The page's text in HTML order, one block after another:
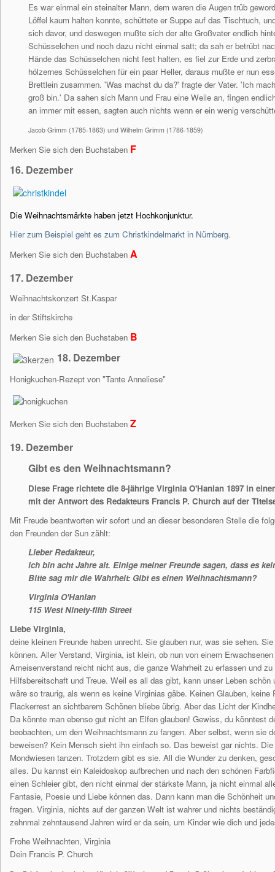
Es war einmal ein steinalter Mann, dem waren die Augen trüb
Löffel kaum halten konnte, schüttete er Suppe auf das Tischtuch,
sich davor, und deswegen mußte sich der alte Großvater endlich
Schüsselchen und noch dazu nicht einmal satt; da sah er betrübt
Hände das Schüsselchen nicht fest halten, es fiel zur Erde und
hölzernes Schüsselchen für ein paar Heller, daraus mußte er nun
Brettlein zusammen. 'Was machst du da?' fragte der Vater. 'Ich
groß bin.' Da sahen sich Mann und Frau eine Weile an, fingen
an immer mit essen, sagten auch nichts wenn er ein wenig
Jacob Grimm (1785-1863) und Wilhelm Grimm (1786-1859)
Merken Sie sich den Buchstaben F
16. Dezember
Die Weihnachtsmärkte haben jetzt Hochkonjunktur.
Hier zum Beispiel geht es zum Christkindelmarkt in Nürnberg.
Merken Sie sich den Buchstaben A
17. Dezember
Weihnachtskonzert St.Kaspar
in der Stiftskirche
Merken Sie sich den Buchstaben B
18. Dezember
Honigkuchen-Rezept von "Tante Anneliese"
Merken Sie sich den Buchstaben Z
19. Dezember
Gibt es den Weihnachtsmann?
Diese Frage richtete die 8-jährige Virginia O'Hanlan 1897 in
mit der Antwort des Redakteurs Francis P. Church auf der
Mit Freude beantworten wir sofort und an dieser besonderen Stelle die
den Freunden der Sun zählt:
Lieber Redakteur,
ich bin acht Jahre alt. Einige meiner Freunde sagen, dass es
Bitte sag mir die Wahrheit: Gibt es einen Weihnachtsmann?
Virginia O'Hanlan
115 West Ninety-ﬁfth Street
Liebe Virginia,
deine kleinen Freunde haben unrecht. Sie glauben nur, was sie sehen.
können. Aller Verstand, Virginia, ist klein, ob nun von einem
Ameisenverstand reicht nicht aus, die ganze Wahrheit zu erfassen und
Hilfsbereitschaft und Treue. Weil es all das gibt, kann unser Leben
wäre so traurig, als wenn es keine Virginias gäbe. Keinen Glauben,
Flackerrest an sichtbarem Schönen bliebe übrig. Aber das Licht der
Da könnte man ebenso gut nicht an Elfen glauben! Gewiss, du könntest
beobachten, um den Weihnachtsmann zu fangen. Aber selbst, wenn sie
beweisen? Kein Mensch sieht ihn einfach so. Das beweist gar nichts.
Mondwiesen tanzen. Trotzdem gibt es sie. All die Wunder zu denken,
alles. Du kannst ein Kaleidoskop aufbrechen und nach den schönen
einen Schleier gibt, den nicht einmal der stärkste Mann, ja nicht einmal
Fantasie, Poesie und Liebe können das. Dann kann man die Schönheit
fragen. Virginia, nichts auf der ganzen Welt ist wahrer und nichts
zehnmal zehntausend Jahren wird er da sein, um Kinder wie dich und
Frohe Weihnachten, Virginia
Dein Francis P. Church